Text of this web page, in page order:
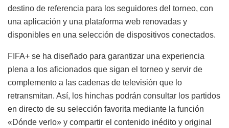
destino de referencia para los seguidores del torneo, con
una aplicación y una plataforma web renovadas y
disponibles en una selección de dispositivos conectados.
FIFA+ se ha diseñado para garantizar una experiencia
plena a los aficionados que sigan el torneo y servir de
complemento a las cadenas de televisión que lo
retransmitan. Así, los hinchas podrán consultar los partidos
en directo de su selección favorita mediante la función
«Dónde verlo» y compartir el contenido inédito y original